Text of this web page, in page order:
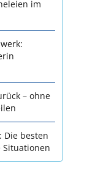
im
– ohne
Die besten
Situationen